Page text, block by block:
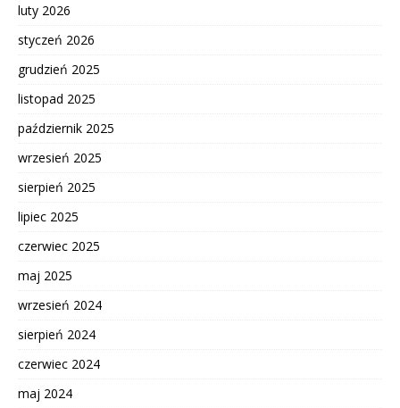
luty 2026
styczeń 2026
grudzień 2025
listopad 2025
październik 2025
wrzesień 2025
sierpień 2025
lipiec 2025
czerwiec 2025
maj 2025
wrzesień 2024
sierpień 2024
czerwiec 2024
maj 2024